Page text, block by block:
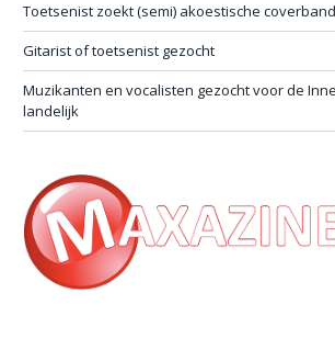
Toetsenist zoekt (semi) akoestische
Gitarist of toetsenist gezocht
Muzikanten en vocalisten gezocht voor de
landelijk